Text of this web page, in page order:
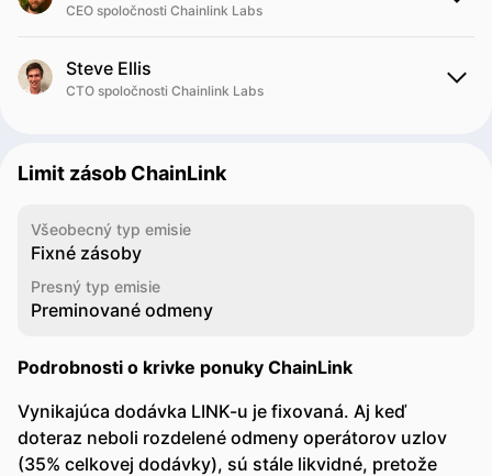
CEO spoločnosti Chainlink Labs
Steve Ellis
CTO spoločnosti Chainlink Labs
Limit zásob ChainLink
Všeobecný typ emisie
Fixné zásoby
Presný typ emisie
Preminované odmeny
Podrobnosti o krivke ponuky ChainLink
Vynikajúca dodávka LINK-u je fixovaná. Aj keď
doteraz neboli rozdelené odmeny operátorov uzlov
(35% celkovej dodávky), sú stále likvidné, pretože